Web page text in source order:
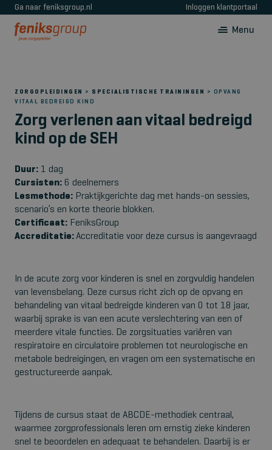
Ga naar feniksgroup.nl Inloggen klantportaal
Menu
ZORGOPLEIDINGEN > SPECIALISTISCHE TRAININGEN
> OPVANG
VITAAL BEDREIGD KIND
Zorg verlenen aan vitaal bedreigd
kind op de SEH
Duur: 1 dag
Cursisten: 6 deelnemers
Lesmethode: Praktijkgerichte dag met hands-on sessies,
scenario’s en korte theorie blokken.
Certificaat: FeniksGroup
Accreditatie:Accreditatie voor deze cursus is aangevraagd
In de acute zorg voor kinderen is snel en zorgvuldig handelen
van levensbelang. Deze cursus richt zich op de opvang en
behandeling van vitaal bedreigde kinderen van 0 tot 18 jaar,
waarbij sprake is van een acute verslechtering van een of
meerdere vitale functies. De zorgsituaties variëren van
respiratoire en circulatoire problemen tot neurologische en
metabole bedreigingen, en vragen om een systematische en
gestructureerde aanpak.
Tijdens de cursus staat de ABCDE-methodiek centraal,
waarmee zorgprofessionals leren om ernstig zieke kinderen
snel te beoordelen en adequaat te behandelen. Daarbij is er